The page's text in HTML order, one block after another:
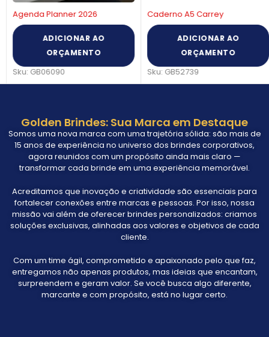
Agenda Planner 2026
ADICIONAR AO
ORÇAMENTO
Sku:GB06090
Caderno A5 Carrey
ADICIONAR AO
ORÇAMENTO
Sku:GB52739
Golden Brindes: Sua Marca em Destaque
Somos uma nova marca com uma trajetória sólida: são mais de
15 anos de experiência no universo dos brindes corporativos,
agora reunidos com um propósito ainda mais claro —
transformar cada brinde em uma experiência memorável.
Acreditamos que inovação e criatividade são essenciais para
fortalecer conexões entre marcas e pessoas. Por isso, nossa
missão vai além de oferecer brindes personalizados: criamos
soluções exclusivas, alinhadas aos valores e objetivos de cada
cliente.
Com um time ágil, comprometido e apaixonado pelo que faz,
entregamos não apenas produtos, mas ideias que encantam,
surpreendem e geram valor. Se você busca algo diferente,
marcante e com propósito, está no lugar certo.